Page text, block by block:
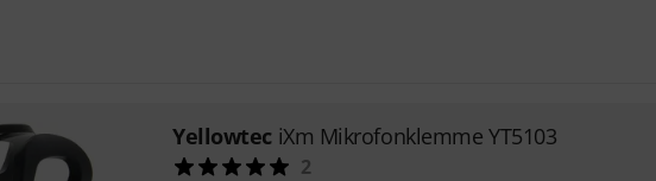
Yellowtec iXm Mikrofonklemme YT5103
2